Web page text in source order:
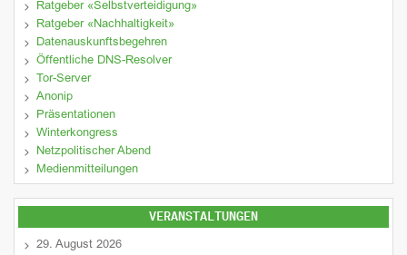
Ratgeber «Selbstverteidigung»
Ratgeber «Nachhaltigkeit»
Datenauskunftsbegehren
Öffentliche DNS-Resolver
Tor-Server
Anonip
Präsentationen
Winterkongress
Netzpolitischer Abend
Medienmitteilungen
VERANSTALTUNGEN
29. August 2026